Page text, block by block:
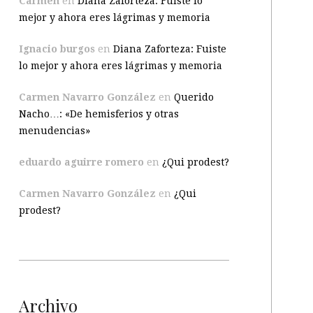
mejor y ahora eres lágrimas y memoria
Ignacio burgos en Diana Zaforteza: Fuiste
lo mejor y ahora eres lágrimas y memoria
Carmen Navarro González en Querido
Nacho…: «De hemisferios y otras
menudencias»
eduardo aguirre romero en ¿Qui prodest?
Carmen Navarro González en ¿Qui
prodest?
Archivo